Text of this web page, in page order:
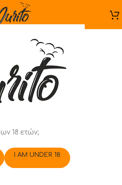
18 ετών;
I AM UNDER 18